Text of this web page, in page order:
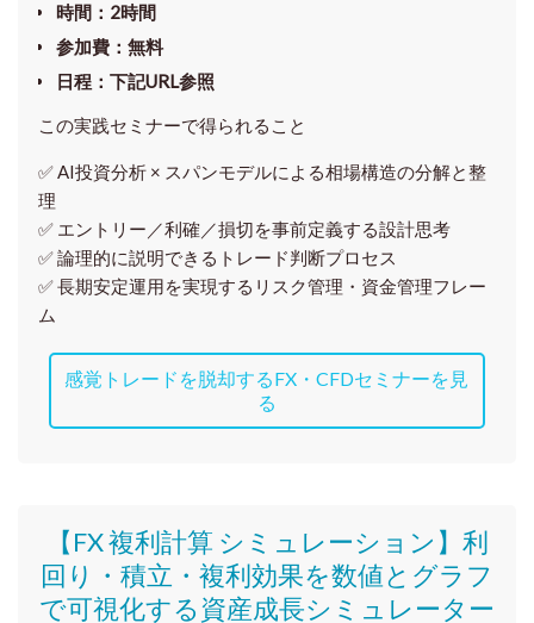
時間：2時間
参加費：無料
日程：下記URL参照
この実践セミナーで得られること
✅ AI投資分析 × スパンモデルによる相場構造の分解と整
理
✅ エントリー／利確／損切を事前定義する設計思考
✅ 論理的に説明できるトレード判断プロセス
✅ 長期安定運用を実現するリスク管理・資金管理フレー
ム
感覚トレードを脱却するFX・CFDセミナーを見
る
【FX 複利計算 シミュレーション】利
回り・積立・複利効果を数値とグラフ
で可視化する資産成長シミュレーター